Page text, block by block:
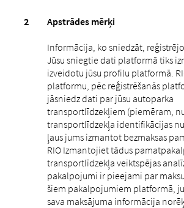
Apstrādes mērķi
Informācija, ko sniedzāt,
Jūsu sniegtie dati platformā tiks
izveidotu jūsu profilu platformā.
platformu, pēc reģistrēšanās
jāsniedz dati par jūsu autoparka
transportlīdzekļiem (piemēram,
transportlīdzekļa identifikācijas
ļaus jums izmantot bezmaksas
RIO Izmantojiet tādus
transportlīdzekļa veiktspējas
pakalpojumi ir pieejami par
šiem pakalpojumiem platformā,
sava maksājuma informācija